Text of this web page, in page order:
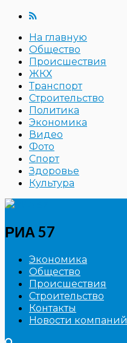
На главную
Общество
Происшествия
ЖКХ
Транспорт
Строительство
Политика
Экономика
Видео
Фото
Спорт
Здоровье
Культура
РИА 57
Экономика
Общество
Происшествия
Строительство
Контакты
Новости компаний